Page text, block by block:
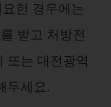
한 경우에는
받고 처방전
또는 대전광역
두세요.